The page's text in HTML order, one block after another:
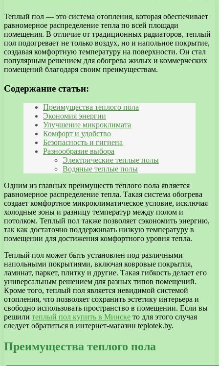
Теплый пол — это система отопления, которая обеспечивает
равномерное распределение тепла по всей площади
помещения. В отличие от традиционных радиаторов, теплый
пол подогревает не только воздух, но и напольное покрытие,
создавая комфортную температуру на поверхности. Он стал
популярным решением для обогрева жилых и коммерческих
помещений благодаря своим преимуществам.
Содержание статьи:
Преимущества теплого пола
Экономия энергии
Улучшение микроклимата
Комфорт и удобство
Безопасность и гигиена
Разнообразие выбора
Электрические теплые полы
Водяные теплые полы
Одним из главных преимуществ теплого пола является
равномерное распределение тепла. Такая система обогрева
создает комфортное микроклиматическое условие, исключая
холодные зоны и разницу температур между полом и
потолком. Теплый пол также позволяет сэкономить энергию,
так как достаточно поддерживать низкую температуру в
помещении для достижения комфортного уровня тепла.
Теплый пол может быть установлен под различными
напольными покрытиями, включая ковровые покрытия,
ламинат, паркет, плитку и другие. Такая гибкость делает его
универсальным решением для разных типов помещений.
Кроме того, теплый пол является невидимой системой
отопления, что позволяет сохранить эстетику интерьера и
свободно использовать пространство в помещении. Если вы
решили теплый пол купить в Минске то для этого случая
следует обратиться в интернет-магазин teplotek.by.
Преимущества теплого пола